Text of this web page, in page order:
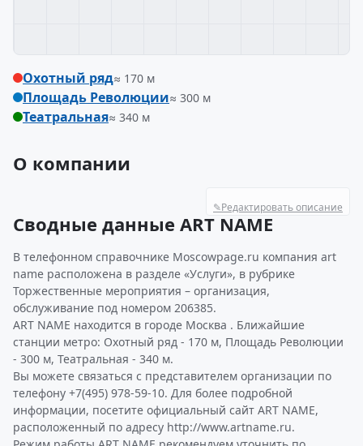
Охотный ряд≈ 170 м
Площадь Революции≈ 300 м
Театральная≈ 340 м
О компании
✎Редактировать описание
Сводные данные ART NAME
В телефонном справочнике Moscowpage.ru компания art
name расположена в разделе «Услуги», в рубрике
Торжественные мероприятия – организация,
обслуживание под номером 206385.
ART NAME находится в городе Москва . Ближайшие
станции метро: Охотный ряд - 170 м, Площадь Революции
- 300 м, Театральная - 340 м.
Вы можете связаться с представителем организации по
телефону +7(495) 978-59-10. Для более подробной
информации, посетите официальный сайт ART NAME,
расположенный по адресу http://www.artname.ru.